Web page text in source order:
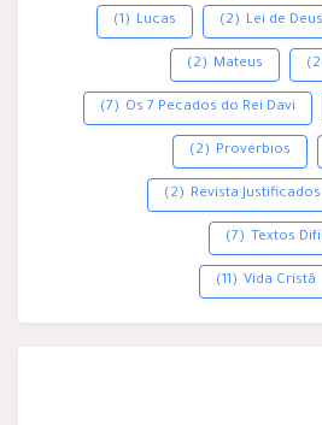
Lei de Deus
(2)
Lucas
(1)
Mateus
(2)
Os 7 Pecados do Rei Davi
(7)
Provérbios
(2)
Revista Justificados
(2)
Textos
(7)
Vida Cristã
(11)